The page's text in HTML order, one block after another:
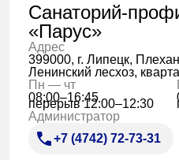
Санаторий-
«Парус»
Адрес
399000, г. Липецк,
Ленинский лесхоз,
Пн — чт
08:00–16:45
перерыв 12:00–12:30
Администратор
+7 (4742) 72-73-31